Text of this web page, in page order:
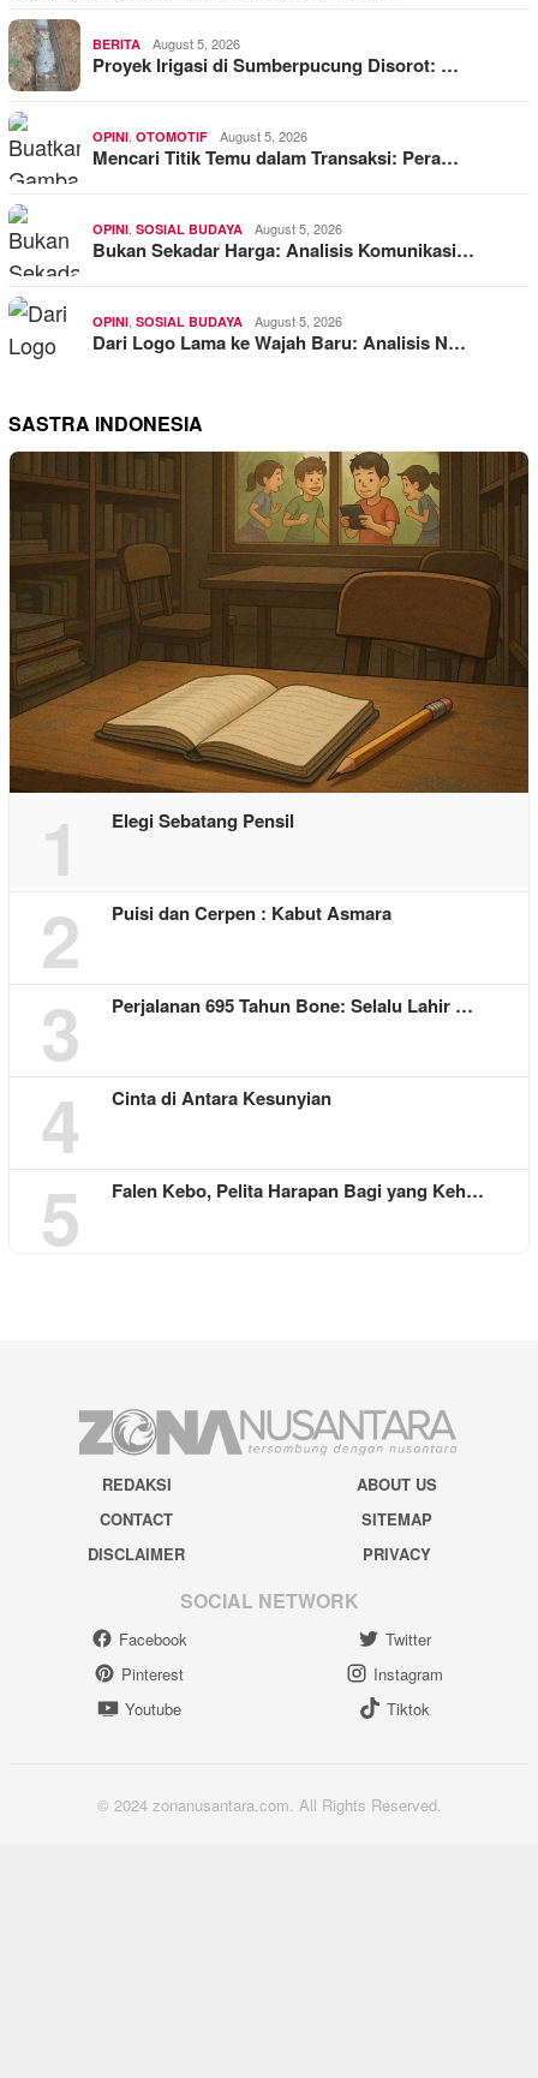
BERITA August 5, 2026
Proyek Irigasi di Sumberpucung Disorot: …
OPINI, OTOMOTIF August 5, 2026
Mencari Titik Temu dalam Transaksi: Pera…
OPINI, SOSIAL BUDAYA August 5, 2026
Bukan Sekadar Harga: Analisis Komunikasi…
OPINI, SOSIAL BUDAYA August 5, 2026
Dari Logo Lama ke Wajah Baru: Analisis N…
SASTRA INDONESIA
1 Elegi Sebatang Pensil
2 Puisi dan Cerpen : Kabut Asmara
3 Perjalanan 695 Tahun Bone: Selalu Lahir …
4 Cinta di Antara Kesunyian
5 Falen Kebo, Pelita Harapan Bagi yang Keh…
REDAKSI
ABOUT US
CONTACT
SITEMAP
DISCLAIMER
PRIVACY
SOCIAL NETWORK
Facebook
Twitter
Pinterest
Instagram
Youtube
Tiktok
© 2024 zonanusantara.com. All Rights Reserved.